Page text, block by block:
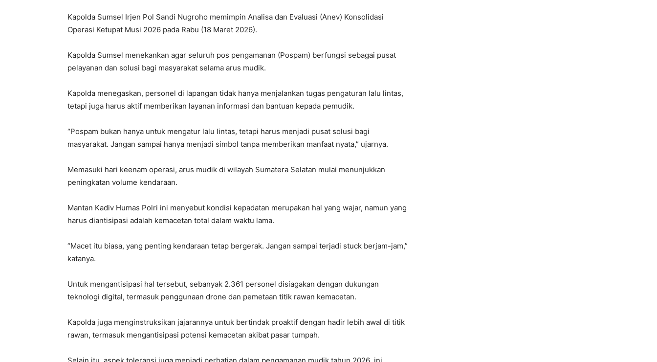
Kapolda Sumsel Irjen Pol Sandi Nugroho memimpin Analisa dan Evaluasi (Anev) Konsolidasi
Operasi Ketupat Musi 2026 pada Rabu (18 Maret 2026).
Kapolda Sumsel menekankan agar seluruh pos pengamanan (Pospam) berfungsi sebagai pusat
pelayanan dan solusi bagi masyarakat selama arus mudik.
Kapolda menegaskan, personel di lapangan tidak hanya menjalankan tugas pengaturan lalu lintas,
tetapi juga harus aktif memberikan layanan informasi dan bantuan kepada pemudik.
“Pospam bukan hanya untuk mengatur lalu lintas, tetapi harus menjadi pusat solusi bagi
masyarakat. Jangan sampai hanya menjadi simbol tanpa memberikan manfaat nyata,” ujarnya.
Memasuki hari keenam operasi, arus mudik di wilayah Sumatera Selatan mulai menunjukkan
peningkatan volume kendaraan.
Mantan Kadiv Humas Polri ini menyebut kondisi kepadatan merupakan hal yang wajar, namun yang
harus diantisipasi adalah kemacetan total dalam waktu lama.
“Macet itu biasa, yang penting kendaraan tetap bergerak. Jangan sampai terjadi stuck berjam-jam,”
katanya.
Untuk mengantisipasi hal tersebut, sebanyak 2.361 personel disiagakan dengan dukungan
teknologi digital, termasuk penggunaan drone dan pemetaan titik rawan kemacetan.
Kapolda juga menginstruksikan jajarannya untuk bertindak proaktif dengan hadir lebih awal di titik
rawan, termasuk mengantisipasi potensi kemacetan akibat pasar tumpah.